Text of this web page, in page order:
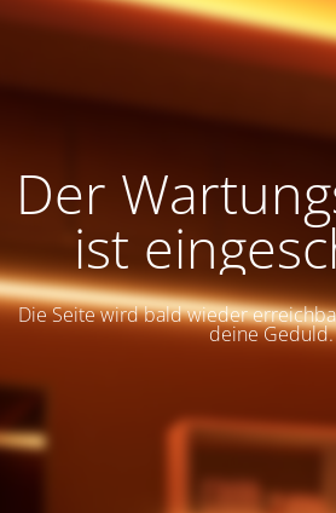
Der
ist
Die Seite wird bald wieder
deine Geduld.